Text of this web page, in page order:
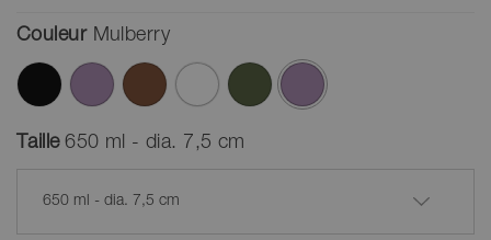
Couleur Mulberry
ont été sélectionnés
Taille 650 ml - dia. 7,5 cm
650 ml - dia. 7,5 cm